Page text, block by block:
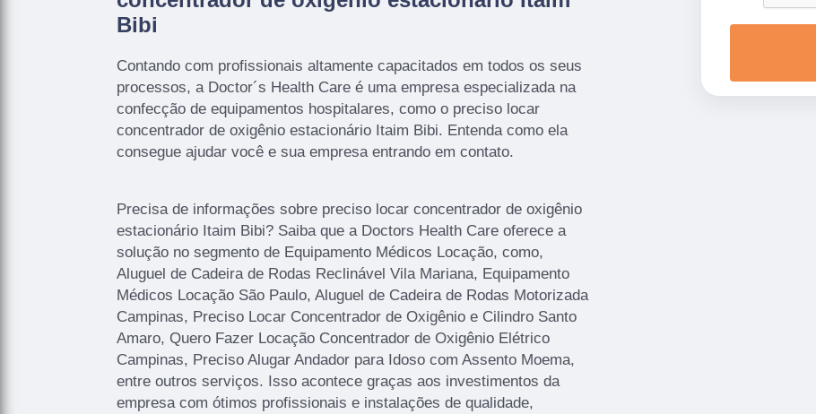
Bibi
Contando com profissionais altamente capacitados em todos os seus
processos, a Doctor´s Health Care é uma empresa especializada na
confecção de equipamentos hospitalares, como o preciso locar
concentrador de oxigênio estacionário Itaim Bibi. Entenda como ela
consegue ajudar você e sua empresa entrando em contato.
Precisa de informações sobre preciso locar concentrador de oxigênio
estacionário Itaim Bibi? Saiba que a Doctors Health Care oferece a
solução no segmento de Equipamento Médicos Locação, como,
Aluguel de Cadeira de Rodas Reclinável Vila Mariana, Equipamento
Médicos Locação São Paulo, Aluguel de Cadeira de Rodas Motorizada
Campinas, Preciso Locar Concentrador de Oxigênio e Cilindro Santo
Amaro, Quero Fazer Locação Concentrador de Oxigênio Elétrico
Campinas, Preciso Alugar Andador para Idoso com Assento Moema,
entre outros serviços. Isso acontece graças aos investimentos da
empresa com ótimos profissionais e instalações de qualidade,